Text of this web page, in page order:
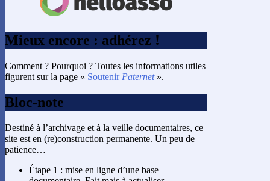
Mieux encore : adhérez !
Comment ? Pourquoi ? Toutes les informations utiles
figurent sur la page « Soutenir Paternet».
Bloc-note
Destiné à l’archivage et à la veille documentaires, ce
site est en (re)construction permanente. Un peu de
patience…
Étape 1 : mise en ligne d’une base